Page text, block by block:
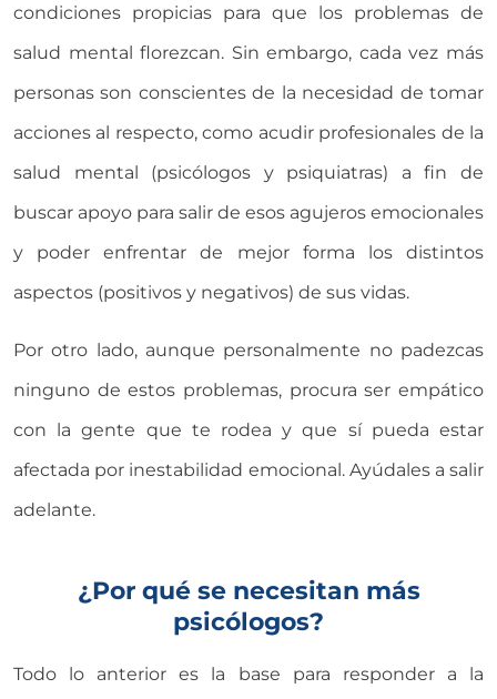
condiciones propicias para que los problemas de
salud mental florezcan. Sin embargo, cada vez más
personas son conscientes de la necesidad de tomar
acciones al respecto, como acudir profesionales de la
salud mental (psicólogos y psiquiatras) a fin de
buscar apoyo para salir de esos agujeros emocionales
y poder enfrentar de mejor forma los distintos
aspectos (positivos y negativos) de sus vidas.
Por otro lado, aunque personalmente no padezcas
ninguno de estos problemas, procura ser empático
con la gente que te rodea y que sí pueda estar
afectada por inestabilidad emocional. Ayúdales a salir
adelante.
¿Por qué se necesitan más
psicólogos?
Todo lo anterior es la base para responder a la